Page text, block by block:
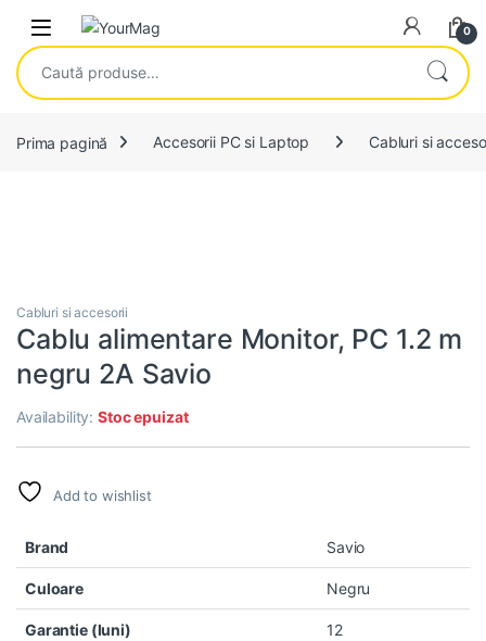
Skip to navigation
Skip to content
Open 0
Caută după:
Prima pagină Accesorii PC si Laptop Cabluri si
Cabluri si accesorii
Cablu alimentare Monitor, PC 1.2 m
negru 2A Savio
Availability:Stoc epuizat
Add to wishlist
Brand Savio
Culoare Negru
Garantie (luni) 12